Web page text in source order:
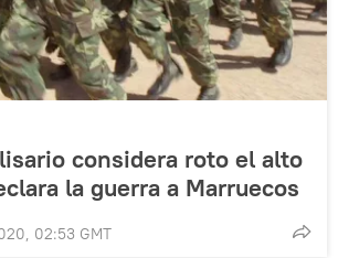
considera roto el alto
la guerra a Marruecos
02:53 GMT